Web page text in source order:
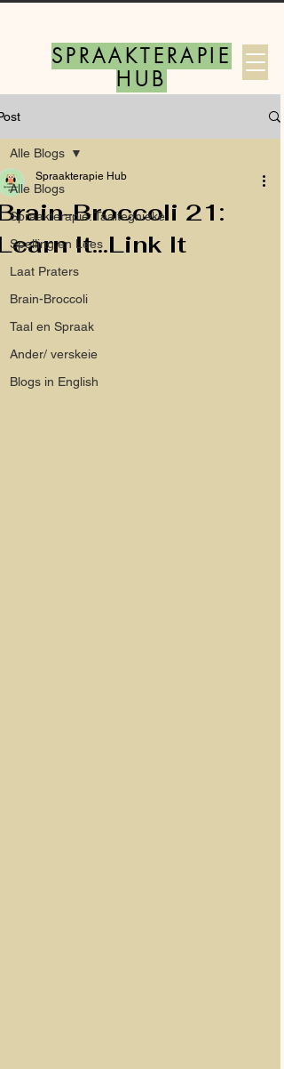
SPRAAKTERAPIE
HUB
Alle Blogs
Spraakterapie: Taaltegnieke
Spelling en Lees
Laat Praters
Brain-Broccoli
Taal en Spraak
Ander/ verskeie
Blogs in English
Alle Blogs
Broccoli 21:
It...Link It
Spraakterapie Hub